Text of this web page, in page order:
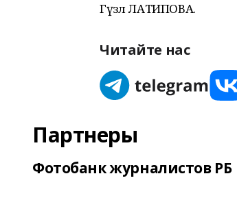
Гүзәл ЛАТИПОВА.
Читайте нас
Партнеры
Фотобанк журналистов РБ